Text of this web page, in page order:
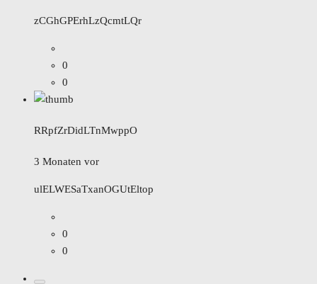
zCGhGPErhLzQcmtLQr
0
0
RRpfZrDidLTnMwppO
3 Monaten vor
ulELWESaTxanOGUtEltop
0
0